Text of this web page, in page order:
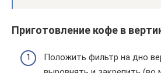
Приготовление кофе в
Положить фильтр на дно